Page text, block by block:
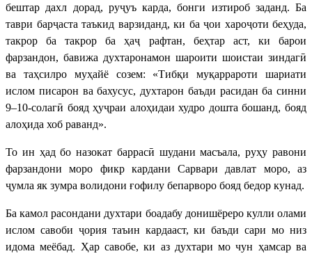
бештар дахл дорад, руҷуъ карда, бонги изтироб заданд. Ба
таври барҷаста таъкид варзиданд, ки ба ҷои хароҷоти беҳуда,
такрор ба такрор ба ҳаҷ рафтан, беҳтар аст, ки барои
фарзандон, бавижа духтаронамон шароити шоистаи зиндагӣ
ва таҳсилро муҳайё созем: «Тибқи муқаррароти шариати
ислом писарон ва бахусус, духтарон баъди расидан ба синни
9–10-солагӣ бояд ҳуҷраи алоҳидаи худро дошта бошанд, бояд
алоҳида хоб раванд».
То ин ҳад бо назокат баррасӣ шудани масъала, руҳу равони
фарзандони моро фикр кардани Сарвари давлат моро, аз
ҷумла як зумра волидони ғофилу бепарворо бояд бедор кунад.
Ба камол расондани духтари боадабу донишёреро кулли олами
ислом савоби ҷория таъин кардааст, ки баъди сари мо низ
идома меёбад. Ҳар савобе, ки аз духтари мо чун ҳамсар ва